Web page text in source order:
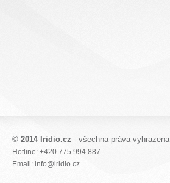
© 2014 Iridio.cz - všechna práva vyhrazena
Hotline: +420 775 994 887
Email: info@iridio.cz